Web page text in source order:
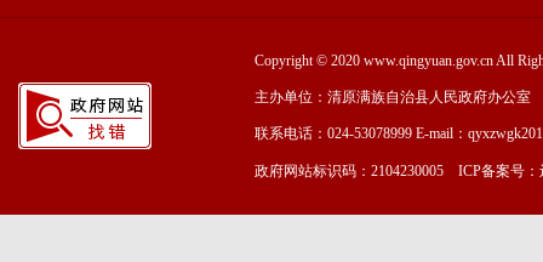
Copyright © 2020 www.qingyuan.gov.cn All
主办单位：清原满族自治县人民政府办公室
联系电话：024-53078999 E-mail：
政府网站标识码：2104230005 ICP备案号：